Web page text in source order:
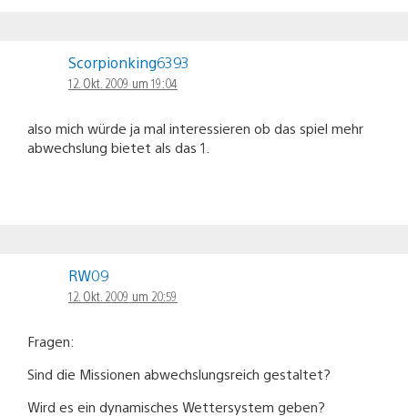
Scorpionking6393
12. Okt. 2009 um 19:04
also mich würde ja mal interessieren ob das spiel mehr
abwechslung bietet als das 1.
RW09
12. Okt. 2009 um 20:59
Fragen:
Sind die Missionen abwechslungsreich gestaltet?
Wird es ein dynamisches Wettersystem geben?